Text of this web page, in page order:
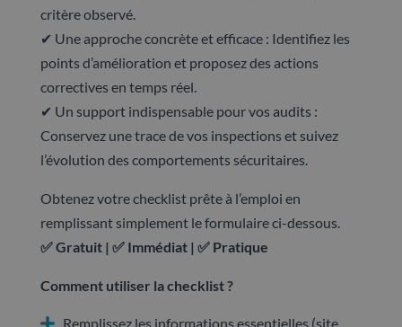
critère observé.
✔ Une approche concrète et efficace : Identifiez les
points d’amélioration et proposez des actions
correctives en temps réel.
✔ Un support indispensable pour vos audits :
Conservez une trace de vos inspections et suivez
l’évolution des comportements sécuritaires.
Obtenez votre checklist prête à l’emploi en
remplissant simplement le formulaire ci-dessous.
✅ Gratuit | ✅ Immédiat | ✅ Pratique
Comment utiliser la checklist ?
Remplissez les informations essentielles (site